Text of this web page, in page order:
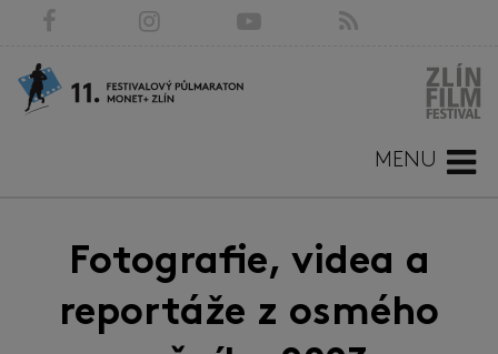
MENU
Fotografie, videa a
reportáže z osmého